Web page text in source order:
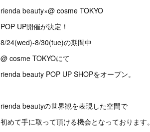
rienda beauty×@ cosme TOKYO
POP UP開催が決定！
8/24(wed)-8/30(tue)の期間中
@ cosme TOKYOにて
rienda beauty POP UP SHOPをオープン。
rienda beautyの世界観を表現した空間で
初めて手に取って頂ける機会となっております。